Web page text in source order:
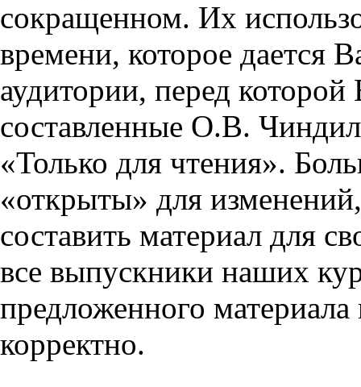
сокращенном. Их
времени, которое дается
аудитории, перед
составленные О.В.
«Только для чтения».
«открыты» для
составить материал для
все выпускники наших
предложенного
корректно.